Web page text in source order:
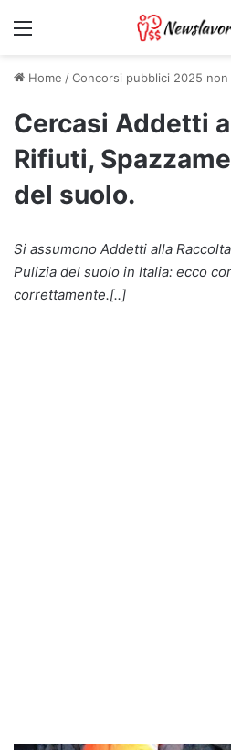
Menu
Home /Concorsi pubblici 2025
Cercasi Addetti
Rifiuti,
del suolo.
Si assumono Addetti alla
Pulizia del suolo in Italia: ecco
correttamente.[..]